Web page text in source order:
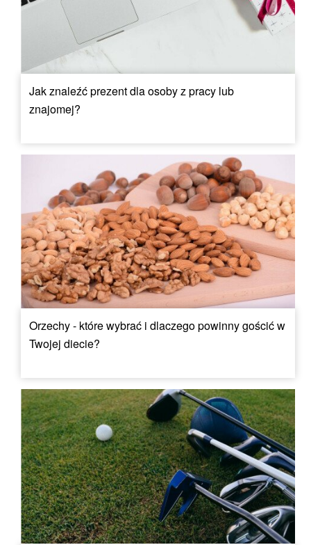
Jak znaleźć prezent dla osoby z pracy lub
znajomej?
Orzechy - które wybrać i dlaczego powinny gościć w
Twojej diecie?